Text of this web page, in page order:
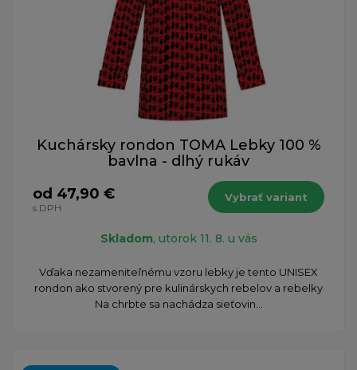
Kuchársky rondon TOMA Lebky 100 %
bavlna - dlhý rukáv
od 47,90 €
s DPH
Vybrať variant
Skladom, utorok 11. 8. u vás
​Vďaka nezameniteľnému vzoru lebky je tento UNISEX
rondon ako stvorený pre kulinárskych rebelov a rebelky
Na chrbte sa nachádza sieťovin...